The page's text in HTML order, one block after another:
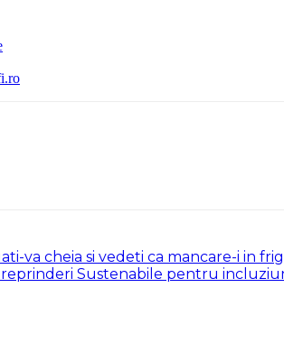
va cheia si vedeti ca mancare-i in
Sustenabile pentru